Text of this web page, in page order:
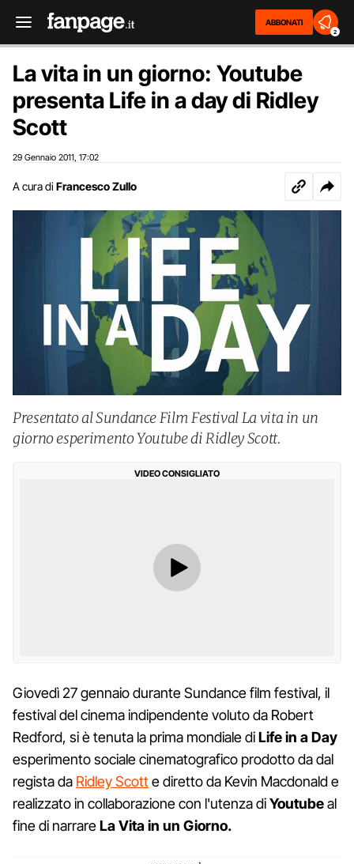
ABBONATI
2
La vita in un giorno: Youtube
presenta Life in a day di Ridley
Scott
29 Gennaio 2011 17:02
A cura di Francesco Zullo
Presentato al Sundance Film Festival La vita in un
giorno esperimento Youtube di Ridley Scott.
VIDEO CONSIGLIATO
Giovedì 27 gennaio durante Sundance film festival, il
festival del cinema indipendente voluto da Robert
Redford, si è tenuta la prima mondiale diLife in a Day
esperimento sociale cinematografico prodotto da dal
regista da Ridley Scotte diretto da Kevin Macdonald e
realizzato in collaborazione con l'utenza diYoutubeal
fine di narrareLa Vita in un Giorno.